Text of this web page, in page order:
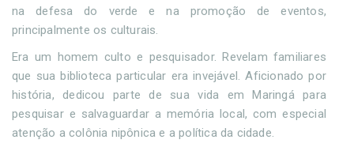
na defesa do verde e na promoção de eventos,
principalmente os culturais.
Era um homem culto e pesquisador. Revelam familiares
que sua biblioteca particular era invejável. Aficionado por
história, dedicou parte de sua vida em Maringá para
pesquisar e salvaguardar a memória local, com especial
atenção a colônia nipônica e a política da cidade.